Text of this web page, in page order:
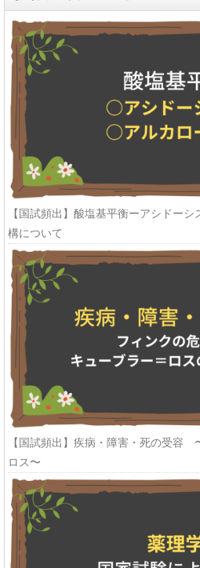
【国試頻出】酸塩基平衡ーアシドー
構について
【国試頻出】疾病・障害・死の受容
ロス〜